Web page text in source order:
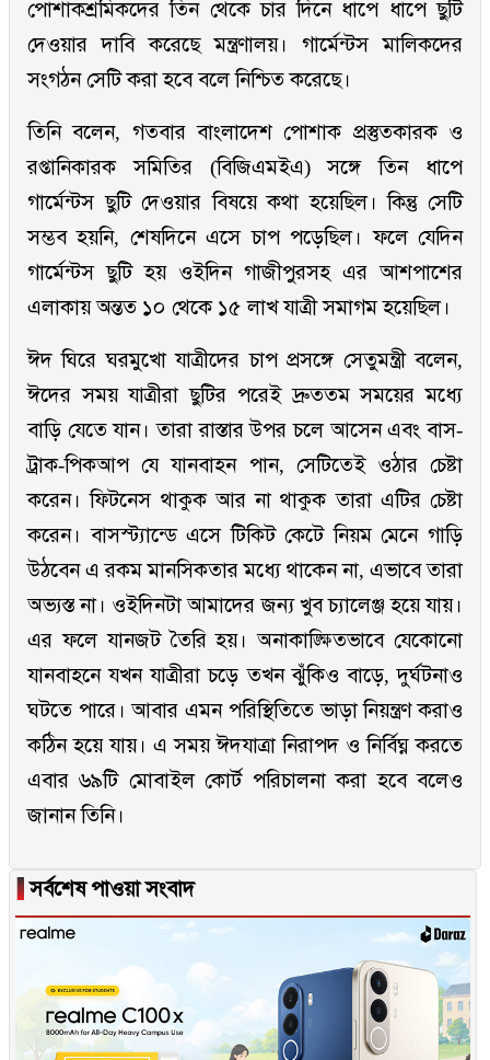
পোশাকশ্রমিকদের তিন থেকে চার দিনে ধাপে ধাপে ছুটি
দেওয়ার দাবি করেছে মন্ত্রণালয়। গার্মেন্টস মালিকদের
সংগঠন সেটি করা হবে বলে নিশ্চিত করেছে।
তিনি বলেন, গতবার বাংলাদেশ পোশাক প্রস্তুতকারক ও
রপ্তানিকারক সমিতির (বিজিএমইএ) সঙ্গে তিন ধাপে
গার্মেন্টস ছুটি দেওয়ার বিষয়ে কথা হয়েছিল। কিন্তু সেটি
সম্ভব হয়নি, শেষদিনে এসে চাপ পড়েছিল। ফলে যেদিন
গার্মেন্টস ছুটি হয় ওইদিন গাজীপুরসহ এর আশপাশের
এলাকায় অন্তত ১০ থেকে ১৫ লাখ যাত্রী সমাগম হয়েছিল।
ঈদ ঘিরে ঘরমুখো যাত্রীদের চাপ প্রসঙ্গে সেতুমন্ত্রী বলেন,
ঈদের সময় যাত্রীরা ছুটির পরেই দ্রুততম সময়ের মধ্যে
বাড়ি যেতে যান। তারা রাস্তার উপর চলে আসেন এবং বাস-
ট্রাক-পিকআপ যে যানবাহন পান, সেটিতেই ওঠার চেষ্টা
করেন। ফিটনেস থাকুক আর না থাকুক তারা এটির চেষ্টা
করেন। বাসস্ট্যান্ডে এসে টিকিট কেটে নিয়ম মেনে গাড়ি
উঠবেন এ রকম মানসিকতার মধ্যে থাকেন না, এভাবে তারা
অভ্যস্ত না। ওইদিনটা আমাদের জন্য খুব চ্যালেঞ্জ হয়ে যায়।
এর ফলে যানজট তৈরি হয়। অনাকাঙ্ক্ষিতভাবে যেকোনো
যানবাহনে যখন যাত্রীরা চড়ে তখন ঝুঁকিও বাড়ে, দুর্ঘটনাও
ঘটতে পারে। আবার এমন পরিস্থিতিতে ভাড়া নিয়ন্ত্রণ করাও
কঠিন হয়ে যায়। এ সময় ঈদযাত্রা নিরাপদ ও নির্বিঘ্ন করতে
এবার ৬৯টি মোবাইল কোর্ট পরিচালনা করা হবে বলেও
জানান তিনি।
▐সর্বশেষ পাওয়া সংবাদ